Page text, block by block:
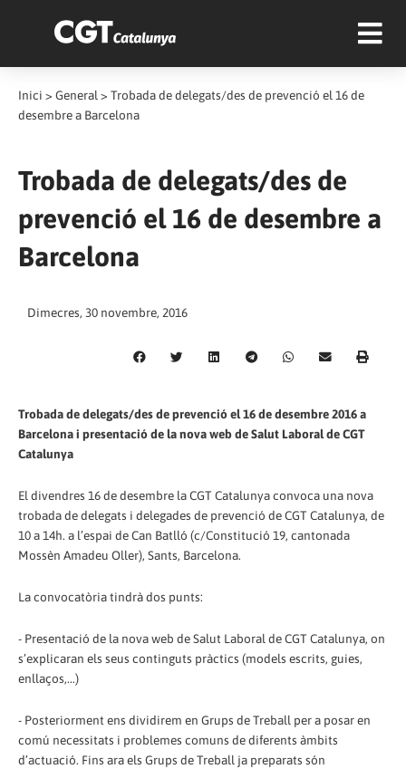
Inici > General > Trobada de delegats/des de prevenció el 16 de
desembre a Barcelona
Trobada de delegats/des de
prevenció el 16 de desembre a
Barcelona
Dimecres, 30 novembre, 2016
Trobada de delegats/des de prevenció el 16 de desembre 2016 a
Barcelona i presentació de la nova web de Salut Laboral de CGT
Catalunya
El divendres 16 de desembre la CGT Catalunya convoca una nova
trobada de delegats i delegades de prevenció de CGT Catalunya, de
10 a 14h. a l’espai de Can Batlló (c/Constitució 19, cantonada
Mossèn Amadeu Oller), Sants, Barcelona.
La convocatòria tindrà dos punts:
- Presentació de la nova web de Salut Laboral de CGT Catalunya, on
s’explicaran els seus continguts pràctics (models escrits, guies,
enllaços,...)
- Posteriorment ens dividirem en Grups de Treball per a posar en
comú necessitats i problemes comuns de diferents àmbits
d’actuació. Fins ara els Grups de Treball ja preparats són